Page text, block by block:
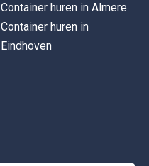
Container huren in Almere
Container huren in
Eindhoven